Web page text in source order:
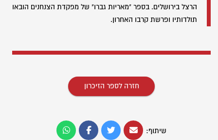
הרצל בירושלים. בספר "מאריות גברו" של מפקדת הצנחנים הובאו
תולדותיו ופרשת קרבו האחרון.
חזרה לספר הזיכרון
שיתוף: